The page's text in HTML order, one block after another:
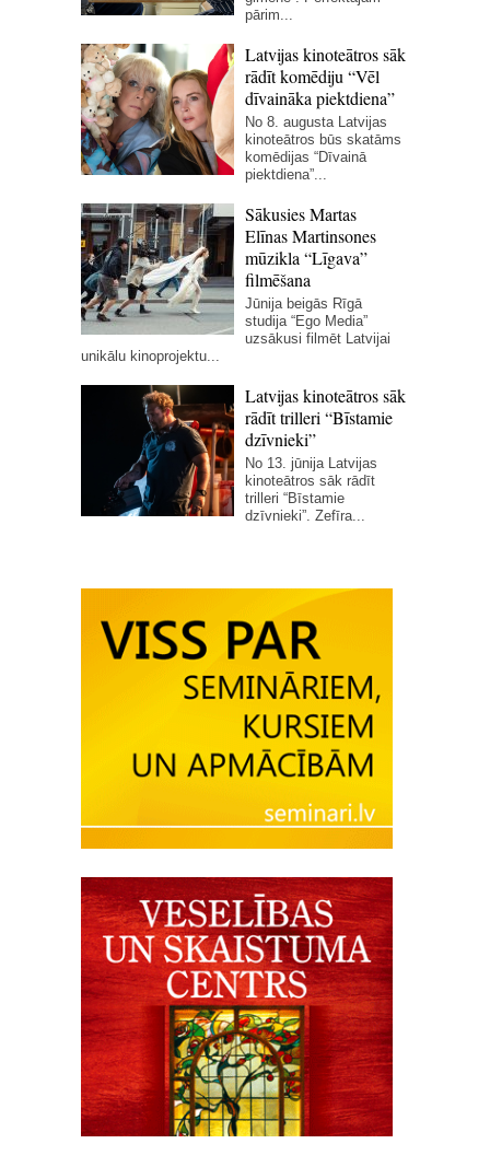
pārim...
Latvijas kinoteātros sāk
rādīt komēdiju “Vēl
dīvaināka piektdiena”
No 8. augusta Latvijas
kinoteātros būs skatāms
komēdijas “Dīvainā
piektdiena”...
Sākusies Martas
Elīnas Martinsones
mūzikla “Līgava”
filmēšana
Jūnija beigās Rīgā
studija “Ego Media”
uzsākusi filmēt Latvijai
unikālu kinoprojektu...
Latvijas kinoteātros sāk
rādīt trilleri “Bīstamie
dzīvnieki”
No 13. jūnija Latvijas
kinoteātros sāk rādīt
trilleri “Bīstamie
dzīvnieki”. Zefīra...